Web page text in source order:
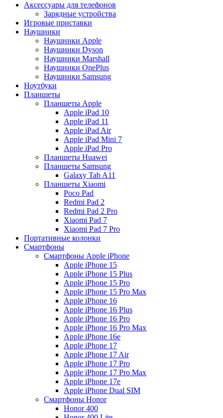
Аксессуары для телефонов
Зарядные устройства
Игровые приставки
Наушники
Наушники Apple
Наушники Dyson
Наушники Marshall
Наушники OnePlus
Наушники Samsung
Ноутбуки
Планшеты
Планшеты Apple
Apple iPad 10
Apple iPad 11
Apple iPad Air
Apple iPad Mini 7
Apple iPad Pro
Планшеты Huawei
Планшеты Samsung
Galaxy Tab A11
Планшеты Xiaomi
Poco Pad
Redmi Pad 2
Redmi Pad 2 Pro
Xiaomi Pad 7
Xiaomi Pad 7 Pro
Портативные колонки
Смартфоны
Смартфоны Apple iPhone
Apple iPhone 15
Apple iPhone 15 Plus
Apple iPhone 15 Pro
Apple iPhone 15 Pro Max
Apple iPhone 16
Apple iPhone 16 Plus
Apple iPhone 16 Pro
Apple iPhone 16 Pro Max
Apple iPhone 16e
Apple iPhone 17
Apple iPhone 17 Air
Apple iPhone 17 Pro
Apple iPhone 17 Pro Max
Apple iPhone 17e
Apple iPhone Dual SIM
Смартфоны Honor
Honor 400